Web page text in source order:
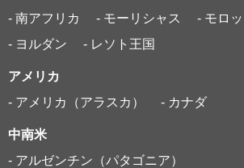
- 南アフリカ
- モーリシャス
- モロッ
- ヨルダン
- レソト王国
アメリカ
- アメリカ（アラスカ）
- カナダ
中南米
- アルゼンチン（パタゴニア）